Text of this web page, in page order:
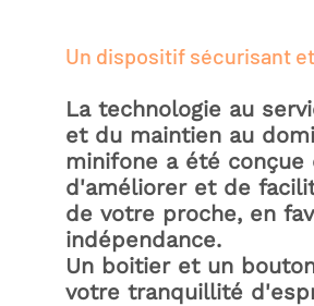
Un dispositif sécurisant
La technologie au
et du maintien au
minifone a été
d'améliorer et de
de votre proche, en
indépendance.
Un boitier et un
votre tranquillité